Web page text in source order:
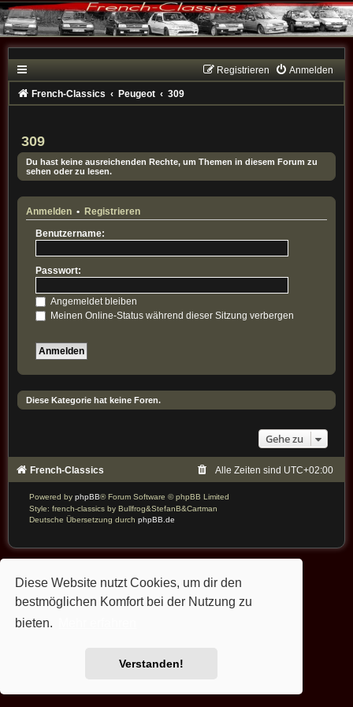
Diese Website nutzt Cookies, um dir den
bestmöglichen Komfort bei der Nutzung zu
bieten.
Verstanden!
Anmelden
Registrieren
French-Classics Peugeot 309
309
Du hast keine ausreichenden Rechte, um Themen in diesem Forum zu
sehen oder zu lesen.
Anmelden• Registrieren
Benutzername:
Passwort:
Angemeldet bleiben
Meinen Online-Status während dieser Sitzung verbergen
Diese Kategorie hat keine Foren.
Gehe zu
French-Classics Alle Zeiten sind UTC+02:00
Powered by phpBB® Forum Software © phpBB Limited
Style: french-classics by Bullfrog&StefanB&Cartman
Deutsche Übersetzung durch phpBB.de